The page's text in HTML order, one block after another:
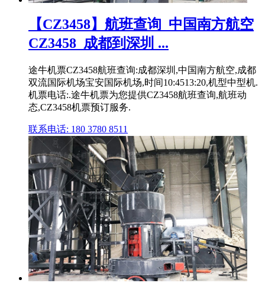
【CZ3458】航班查询_中国南方航空
CZ3458_成都到深圳 ...
途牛机票CZ3458航班查询:成都深圳,中国南方航空,成都
双流国际机场宝安国际机场,时间10:4513:20,机型中型机.
机票电话:.途牛机票为您提供CZ3458航班查询,航班动
态,CZ3458机票预订服务.
联系电话: 180 3780 8511